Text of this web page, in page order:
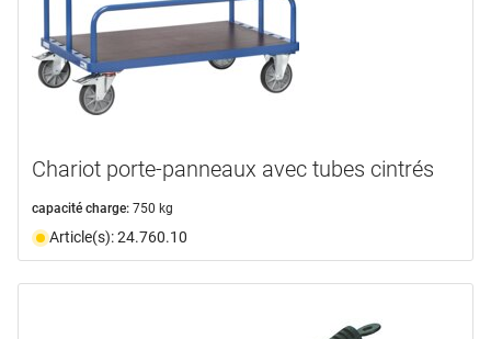
Chariot porte-panneaux avec tubes cintrés
capacité charge: 750 kg
Article(s): 24.760.10